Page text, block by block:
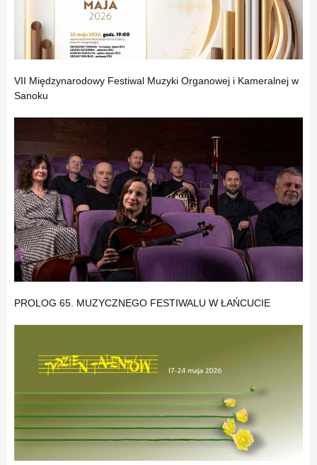
VII Międzynarodowy Festiwal Muzyki Organowej i Kameralnej w
Sanoku
PROLOG 65. MUZYCZNEGO FESTIWALU W ŁAŃCUCIE